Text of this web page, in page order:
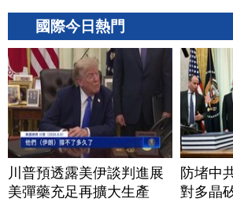
國際今日熱門
川普預透露美伊談判進展
美彈藥充足再擴大生產
防堵中
對多晶